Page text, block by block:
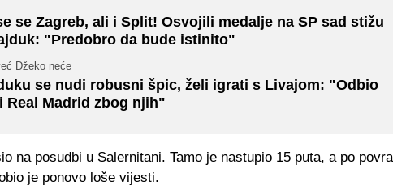
se Zagreb, ali i Split! Osvojili medalje na SP sad stižu
"Predobro da bude istinito"
Džeko neće
se nudi robusni špic, želi igrati s Livajom: "Odbio
Real Madrid zbog njih"
na posudbi u Salernitani. Tamo je nastupio 15 puta, a po
je ponovo loše vijesti.